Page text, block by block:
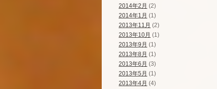
2014年2月 (2)
2014年1月 (1)
2013年11月 (2)
2013年10月 (1)
2013年9月 (1)
2013年8月 (1)
2013年6月 (3)
2013年5月 (1)
2013年4月 (4)